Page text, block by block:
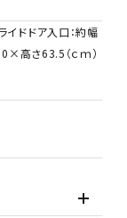
イドドア入口：約幅
高さ63.5（ｃｍ）